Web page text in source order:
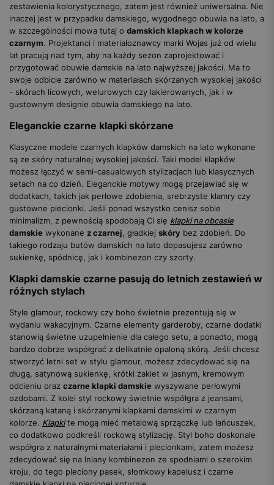
zestawienia kolorystycznego, zatem jest również uniwersalna. Nie
inaczej jest w przypadku damskiego, wygodnego obuwia na lato, a
w szczególności mowa tutaj o damskich klapkach w kolorze
czarnym. Projektanci i materiałoznawcy marki Wojas już od wielu
lat pracują nad tym, aby na każdy sezon zaprojektować i
przygotować obuwie damskie na lato najwyższej jakości. Ma to
swoje odbicie zarówno w materiałach skórzanych wysokiej jakości
- skórach licowych, welurowych czy lakierowanych, jak i w
gustownym designie obuwia damskiego na lato.
Eleganckie czarne klapki skórzane
Klasyczne modele czarnych klapków damskich na lato wykonane
są ze skóry naturalnej wysokiej jakości. Taki model klapków
możesz łączyć w semi-casualowych stylizacjach lub klasycznych
setach na co dzień. Eleganckie motywy mogą przejawiać się w
dodatkach, takich jak perłowe zdobienia, srebrzyste klamry czy
gustowne plecionki. Jeśli ponad wszystko cenisz sobie
minimalizm, z pewnością spodobają Ci się klapki na obcasie
damskie wykonane z czarnej , gładkiej skóry bez zdobień. Do
takiego rodzaju butów damskich na lato dopasujesz zarówno
sukienkę, spódnicę, jak i kombinezon czy szorty.
Klapki damskie czarne pasują do letnich zestawień w
różnych stylach
Style glamour, rockowy czy boho świetnie prezentują się w
wydaniu wakacyjnym. Czarne elementy garderoby, czarne dodatki
stanowią świetne uzupełnienie dla całego setu, a ponadto, mogą
bardzo dobrze współgrać z delikatnie opaloną skórą. Jeśli chcesz
stworzyć letni set w stylu glamour, możesz zdecydować się na
długą, satynową sukienkę, krótki żakiet w jasnym, kremowym
odcieniu oraz czarne klapki damskie wyszywane perłowymi
ozdobami. Z kolei styl rockowy świetnie współgra z jeansami,
skórzaną kataną i skórzanymi klapkami damskimi w czarnym
kolorze. Klapkite mogą mieć metalową sprzączkę lub łańcuszek,
co dodatkowo podkreśli rockową stylizację. Styl boho doskonale
współgra z naturalnymi materiałami i plecionkami, zatem możesz
zdecydować się na lniany kombinezon ze spodniami o szerokim
kroju, do tego pleciony pasek, słomkowy kapelusz i czarne